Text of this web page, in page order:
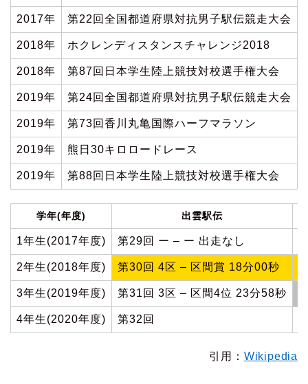
2017年 第22回全国都道府県対抗男子駅伝競走大会
2018年 ホクレンディスタンスチャレンジ2018
2018年 第87回日本学生陸上競技対校選手権大会
2019年 第24回全国都道府県対抗男子駅伝競走大会
2019年 第73回香川丸亀国際ハーフマラソン
2019年 熊日30キロロードレース
2019年 第88回日本学生陸上競技対校選手権大会
学年(年度) 出雲駅伝
1年生(2017年度) 第29回 ー – ー 出走なし
2年生(2018年度) 第30回 4区 – 区間賞 18分00秒
3年生(2019年度) 第31回 3区 – 区間4位 23分58秒
4年生(2020年度) 第32回
引用： Wikipedia